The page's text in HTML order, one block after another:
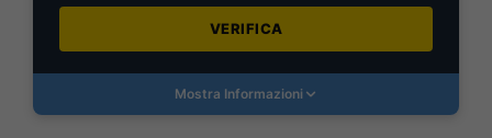
VERIFICA
Mostra Informazioni